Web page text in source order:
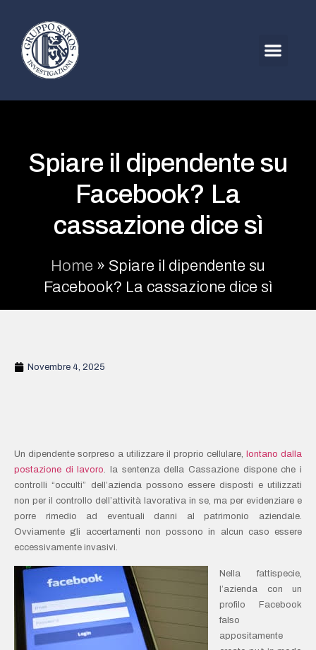
Spiare il dipendente su
Facebook? La
cassazione dice sì
Home » Spiare il dipendente su
Facebook? La cassazione dice sì
Novembre 4, 2025
Un dipendente sorpreso a utilizzare il proprio cellulare, lontano dalla
postazione di lavoro. la sentenza della Cassazione dispone che i
controlli “occulti” dell’azienda possono essere disposti e utilizzati
non per il controllo dell’attività lavorativa in se, ma per evidenziare e
porre rimedio ad eventuali danni al patrimonio aziendale.
Ovviamente gli accertamenti non possono in alcun caso essere
eccessivamente invasivi.
Nella fattispecie,
l’azienda con un
profilo Facebook
falso
appositamente